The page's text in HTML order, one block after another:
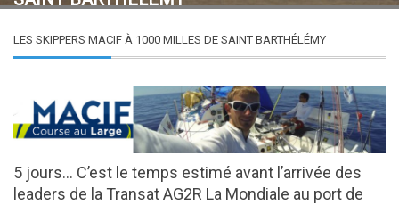
LES SKIPPERS MACIF À 1000 MILLES DE SAINT BARTHÉLÉMY
5 jours… C’est le temps estimé avant l’arrivée des
leaders de la Transat AG2R La Mondiale au port de